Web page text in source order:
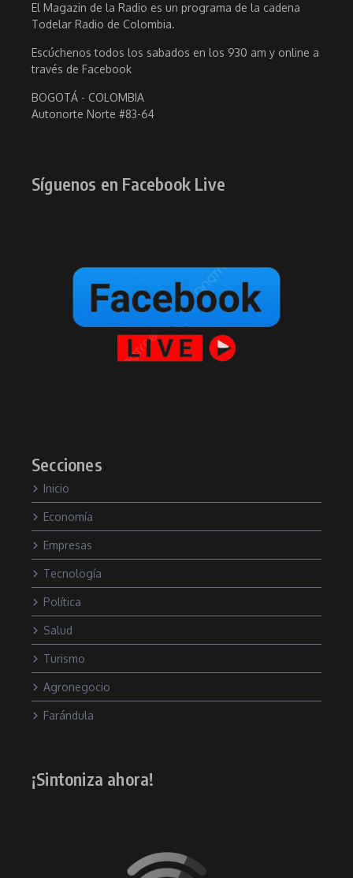
El Magazin de la Radio es un programa de la cadena
Todelar Radio de Colombia.
Escúchenos todos los sabados en los 930 am y online a
través de Facebook
BOGOTÁ - COLOMBIA
Autonorte Norte #83-64
Síguenos en Facebook Live
Secciones
Inicio
Economía
Empresas
Tecnología
Política
Salud
Turismo
Agronegocio
Farándula
¡Sintoniza ahora!